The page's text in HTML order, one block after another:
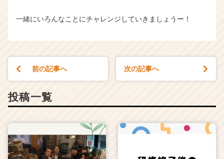
一緒にいろんなことにチャレンジしていきましょうー！
前の記事へ 次の記事へ
投稿一覧